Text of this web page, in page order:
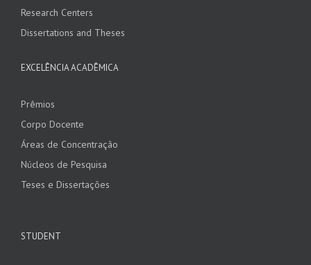
Research Centers
Dissertations and Theses
EXCELÊNCIA ACADÊMICA
Prêmios
Corpo Docente
Áreas de Concentração
Núcleos de Pesquisa
Teses e Dissertações
STUDENT